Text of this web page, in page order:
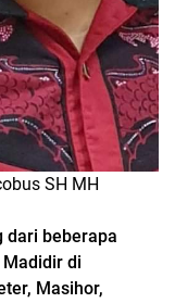
SH MH
dari beberapa
di
Masihor,